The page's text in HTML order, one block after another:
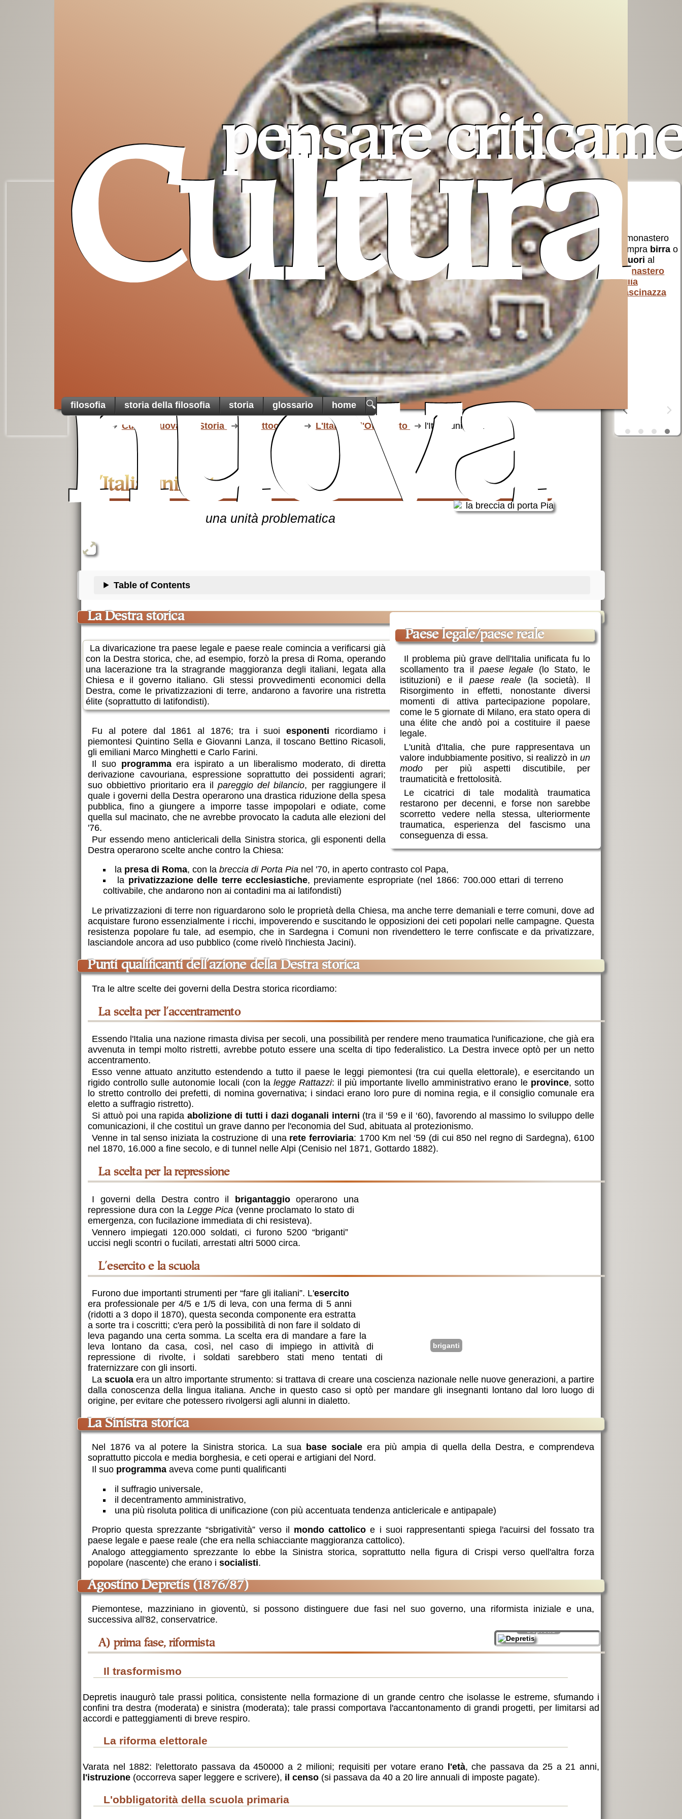
Cultura
nuova
pensare
filosofia storia della filosofia storia glossario home 🔍
Culturanuova Storia 3.l'Ottocento L'Italia nell'Ottocento l'Italia unificata
l'Italia unificata
una unità problematica
Table of Contents
paese legale/paese reale
Il problema più grave dell'Italia unificata fu lo
scollamento tra ilpaese legale (lo Stato, le
istituzioni) e ilpaese reale (la società). Il
Risorgimento in effetti, nonostante diversi
momenti di attiva partecipazione popolare,
come le 5 giornate di Milano, era stato opera di
una élite che andò poi a costituire il paese
legale.
L'unità d'Italia, che pure rappresentava un
valore indubbiamente positivo, si realizzò inun
modo per più aspetti discutibile, per
traumaticità e frettolosità.
Le cicatrici di tale modalità traumatica
restarono per decenni, e forse non sarebbe
scorretto vedere nella stessa, ulteriormente
traumatica, esperienza del fascismo una
conseguenza di essa.
la Destra storica
La divaricazione tra paese legale e paese reale comincia a verificarsi già
con la Destra storica, che, ad esempio, forzò la presa di Roma, operando
una lacerazione tra la stragrande maggioranza degli italiani, legata alla
Chiesa e il governo italiano. Gli stessi provvedimenti economici della
Destra, come le privatizzazioni di terre, andarono a favorire una ristretta
élite (soprattutto di latifondisti).
Fu al potere dal 1861 al 1876; tra i suoi esponenti ricordiamo i
piemontesi Quintino Sella e Giovanni Lanza, il toscano Bettino Ricasoli,
gli emiliani Marco Minghetti e Carlo Farini.
Il suo programmaera ispirato a un liberalismo moderato, di diretta
derivazione cavouriana, espressione soprattutto dei possidenti agrari;
suo obbiettivo prioritario era ilpareggio del bilancio, per raggiungere il
quale i governi della Destra operarono una drastica riduzione della spesa
pubblica, fino a giungere a imporre tasse impopolari e odiate, come
quella sul macinato, che ne avrebbe provocato la caduta alle elezioni del
'76.
Pur essendo meno anticlericali della Sinistra storica, gli esponenti della
Destra operarono scelte anche contro la Chiesa:
la presa di Roma, con labreccia di Porta Pia nel '70, in aperto contrasto col Papa,
la privatizzazione delle terre ecclesiastiche, previamente espropriate (nel 1866: 700.000 ettari di terreno
coltivabile, che andarono non ai contadini ma ai latifondisti)
Le privatizzazioni di terre non riguardarono solo le proprietà della Chiesa, ma anche terre demaniali e terre comuni, dove ad
acquistare furono essenzialmente i ricchi, impoverendo e suscitando le opposizioni dei ceti popolari nelle campagne. Questa
resistenza popolare fu tale, ad esempio, che in Sardegna i Comuni non rivendettero le terre confiscate e da privatizzare,
lasciandole ancora ad uso pubblico (come rivelò l'inchiesta Jacini).
punti qualificanti dell'azione della Destra storica
Tra le altre scelte dei governi della Destra storica ricordiamo:
la scelta per l'accentramento
Essendo l'Italia una nazione rimasta divisa per secoli, una possibilità per rendere meno traumatica l'unificazione, che già era
avvenuta in tempi molto ristretti, avrebbe potuto essere una scelta di tipo federalistico. La Destra invece optò per un netto
accentramento.
Esso venne attuato anzitutto estendendo a tutto il paese le leggi piemontesi (tra cui quella elettorale), e esercitando un
rigido controllo sulle autonomie locali (con la legge Rattazzi: il più importante livello amministrativo erano le province, sotto
lo stretto controllo dei prefetti, di nomina governativa; i sindaci erano loro pure di nomina regia, e il consiglio comunale era
eletto a suffragio ristretto).
Si attuò poi una rapida abolizione di tutti i dazi doganali interni (tra il ‘59 e il ‘60), favorendo al massimo lo sviluppo delle
comunicazioni, il che costituì un grave danno per l'economia del Sud, abituata al protezionismo.
Venne in tal senso iniziata la costruzione di una rete ferroviaria: 1700 Km nel ‘59 (di cui 850 nel regno di Sardegna), 6100
nel 1870, 16.000 a fine secolo, e di tunnel nelle Alpi (Cenisio nel 1871, Gottardo 1882).
briganti
la scelta per la repressione
I governi della Destra contro il brigantaggiooperarono una
repressione dura con la Legge Pica (venne proclamato lo stato di
emergenza, con fucilazione immediata di chi resisteva).
Vennero impiegati 120.000 soldati, ci furono 5200 “briganti”
uccisi negli scontri o fucilati, arrestati altri 5000 circa.
l'esercito e la scuola
Furono due importanti strumenti per “fare gli italiani”. L'esercito
era professionale per 4/5 e 1/5 di leva, con una ferma di 5 anni
(ridotti a 3 dopo il 1870), questa seconda componente era estratta
a sorte tra i coscritti; c'era però la possibilità di non fare il soldato di
leva pagando una certa somma. La scelta era di mandare a fare la
leva lontano da casa, così, nel caso di impiego in attività di
repressione di rivolte, i soldati sarebbero stati meno tentati di
fraternizzare con gli insorti.
Lascuola era un altro importante strumento: si trattava di creare una coscienza nazionale nelle nuove generazioni, a partire
dalla conoscenza della lingua italiana. Anche in questo caso si optò per mandare gli insegnanti lontano dal loro luogo di
origine, per evitare che potessero rivolgersi agli alunni in dialetto.
la Sinistra storica
Nel 1876 va al potere la Sinistra storica. La sua base socialeera più ampia di quella della Destra, e comprendeva
soprattutto piccola e media borghesia, e ceti operai e artigiani del Nord.
Il suo programma aveva come punti qualificanti
il suffragio universale,
il decentramento amministrativo,
una più risoluta politica di unificazione (con più accentuata tendenza anticlericale e antipapale)
Proprio questa sprezzante “sbrigatività” verso il mondo cattolico e i suoi rappresentanti spiega l'acuirsi del fossato tra
paese legale e paese reale (che era nella schiacciante maggioranza cattolico).
Analogo atteggiamento sprezzante lo ebbe la Sinistra storica, soprattutto nella figura di Crispi verso quell'altra forza
popolare (nascente) che erano isocialisti.
Agostino Depretis (1876/87)
Piemontese, mazziniano in gioventù, si possono distinguere due fasi nel suo governo, una riformista iniziale e una,
successiva all'82, conservatrice.
Depretis
a) prima fase, riformista
il trasformismo
Depretis inaugurò tale prassi politica, consistente nella formazione di un grande centro che isolasse le estreme, sfumando i
confini tra destra (moderata) e sinistra (moderata); tale prassi comportava l'accantonamento di grandi progetti, per limitarsi ad
accordi e patteggiamenti di breve respiro.
la riforma elettorale
Varata nel 1882: l'elettorato passava da 450000 a 2 milioni; requisiti per votare erano l'età, che passava da 25 a 21 anni,
l'istruzione(occorreva saper leggere e scrivere), il censo(si passava da 40 a 20 lire annuali di imposte pagate).
l'obbligatorità della scuola primaria
compra birrao
liquori al
monastero
della
Cascinazza
aiuta AVSI
aiuta chi
è in difficoltà
in tutto il
mondo
Opera San
Francesco
per i poveri
OSFaiuta i
poveri
Pro Terra
Sancta
un aiuto a
cristiani e non
di Terra Santa
una terra
martoriata